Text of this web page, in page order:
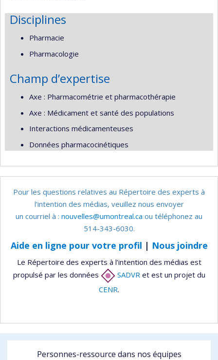
Disciplines
Pharmacie
Pharmacologie
Champ d’expertise
Axe : Pharmacométrie et pharmacothérapie
Axe : Médicament et santé des populations
Interactions médicamenteuses
Données pharmacocinétiques
Pour les questions relatives au Répertoire des experts à
l’intention des médias, veuillez nous envoyer
un courriel à : nouvelles@umontreal.ca ou téléphonez au
514-343-6030.
Aide en ligne pour votre profil | Nous joindre
Le Répertoire des experts à l’intention des médias est
propulsé par les données
SADVRet est un projet du
CENR.
Personnes-ressource dans nos équipes